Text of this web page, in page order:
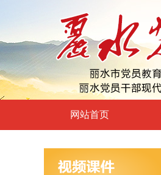
网站首页